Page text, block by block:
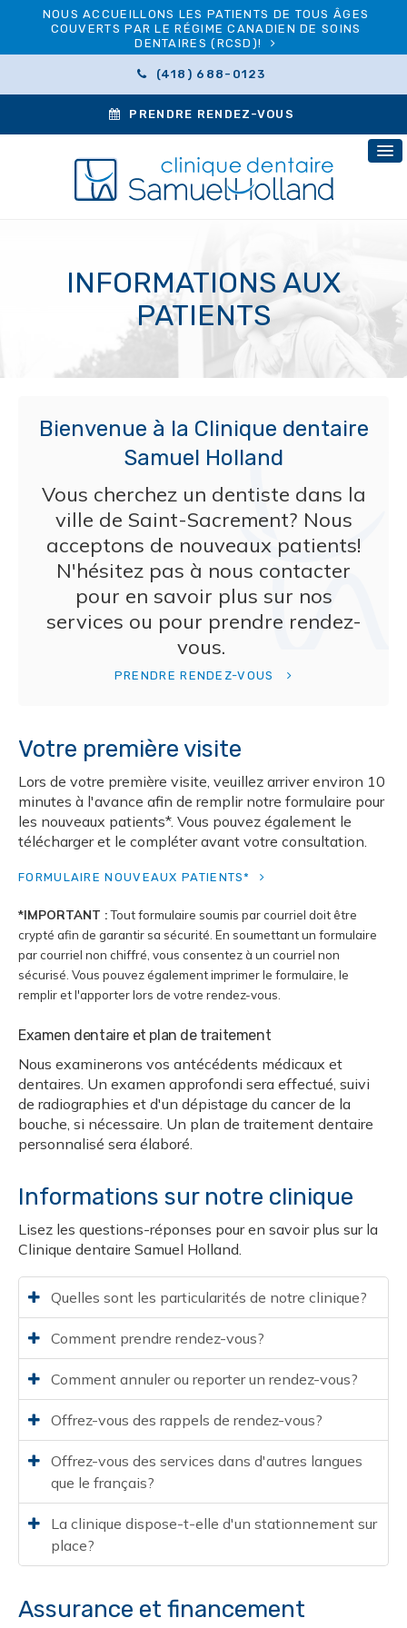
NOUS ACCUEILLONS LES PATIENTS DE TOUS ÂGES
COUVERTS PAR LE RÉGIME CANADIEN DE SOINS
DENTAIRES (RCSD)!
(418) 688-0123
PRENDRE RENDEZ-VOUS
INFORMATIONS AUX
PATIENTS
Bienvenue à la Clinique dentaire
Samuel Holland
Vous cherchez un dentiste dans la
ville de Saint-Sacrement? Nous
acceptons de nouveaux patients!
N'hésitez pas à nous contacter
pour en savoir plus sur nos
services ou pour prendre rendez-
vous.
PRENDRE RENDEZ-VOUS
Votre première visite
Lors de votre première visite, veuillez arriver environ 10
minutes à l'avance afin de remplir notre formulaire pour
les nouveaux patients*. Vous pouvez également le
télécharger et le compléter avant votre consultation.
FORMULAIRE NOUVEAUX PATIENTS*
*IMPORTANT :Tout formulaire soumis par courriel doit être
crypté afin de garantir sa sécurité. En soumettant un formulaire
par courriel non chiffré, vous consentez à un courriel non
sécurisé. Vous pouvez également imprimer le formulaire, le
remplir et l'apporter lors de votre rendez-vous.
Examen dentaire et plan de traitement
Nous examinerons vos antécédents médicaux et
dentaires. Un examen approfondi sera effectué, suivi
de radiographies et d'un dépistage du cancer de la
bouche, si nécessaire. Un plan de traitement dentaire
personnalisé sera élaboré.
Informations sur notre clinique
Lisez les questions-réponses pour en savoir plus sur la
Clinique dentaire Samuel Holland.
Quelles sont les particularités de notre clinique?
Comment prendre rendez-vous?
Comment annuler ou reporter un rendez-vous?
Offrez-vous des rappels de rendez-vous?
Offrez-vous des services dans d'autres langues
que le français?
La clinique dispose-t-elle d'un stationnement sur
place?
Assurance et financement